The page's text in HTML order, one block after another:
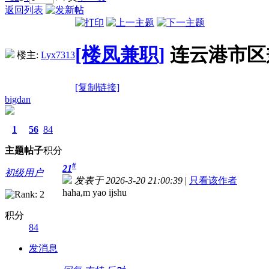
返回列表
楼主: Lyx7313[楼凤兼职] 连云港市
[复制链接]
bigdan
1
主题
56
帖子
84
积分
初级用户
积分
84
发消息
21#
发表于 2026-3-20 21:00:39 | 只看该作者
haha,m yao ijshu